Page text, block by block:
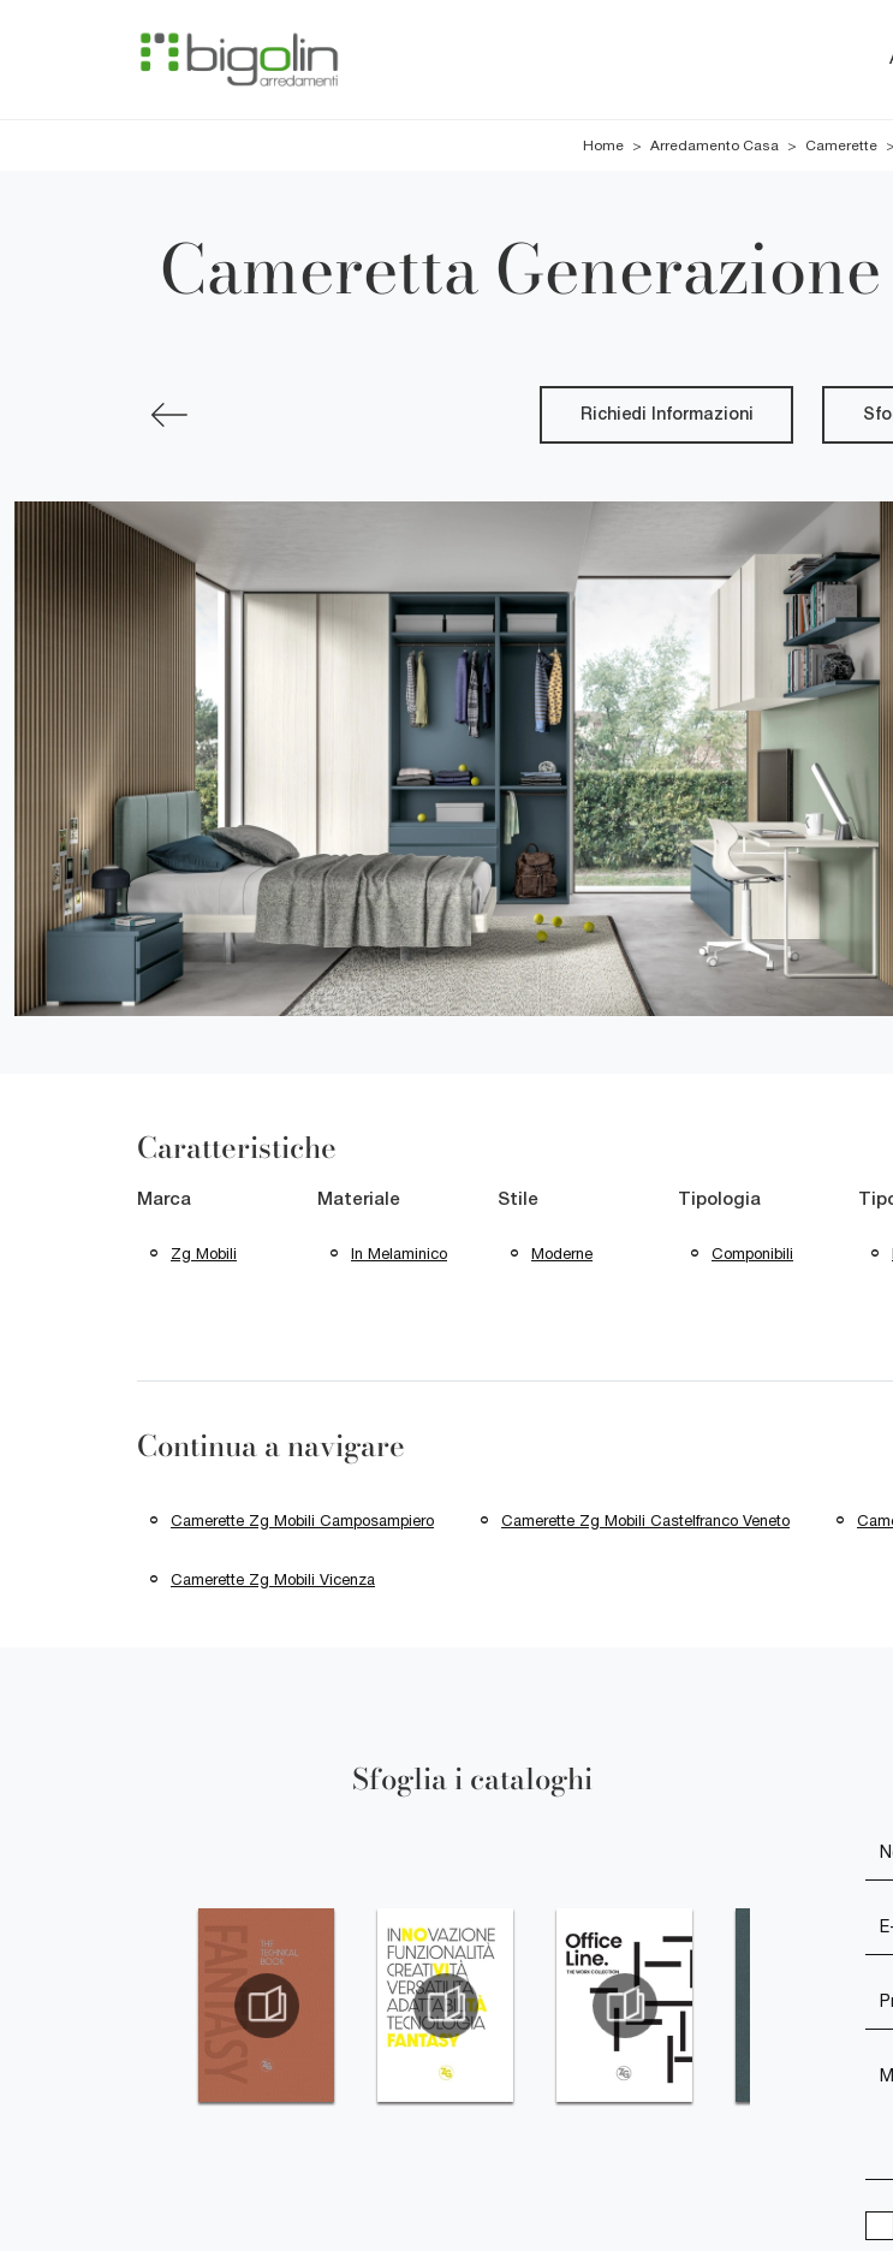
Home > Arredamento Casa > Camerette >
Cameretta
Richiedi Informazioni
Caratteristiche
Marca
Zg Mobili
Materiale
In Melaminico
Stile
Moderne
Tipologia
Componibili
Continua a navigare
Camerette Zg Mobili Camposampiero Camerette Zg Mobili Castelfranco Veneto
Camerette Zg Mobili Vicenza
Sfoglia i cataloghi